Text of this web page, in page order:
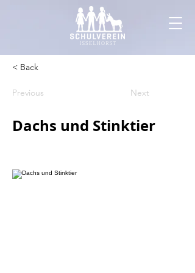
< Back
Previous Next
Dachs und Stinktier